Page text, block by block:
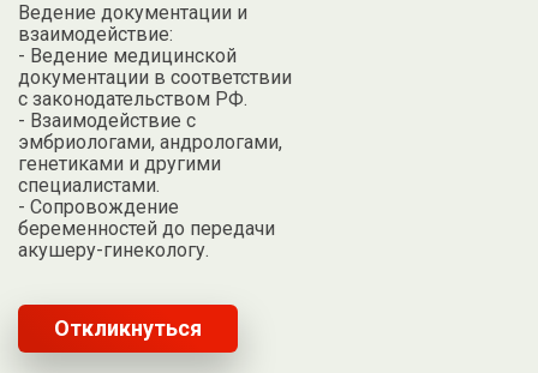
Ведение документации и
взаимодействие:
- Ведение медицинской
документации в соответствии
с законодательством РФ.
- Взаимодействие с
эмбриологами, андрологами,
генетиками и другими
специалистами.
- Сопровождение
беременностей до передачи
акушеру-гинекологу.
Откликнуться